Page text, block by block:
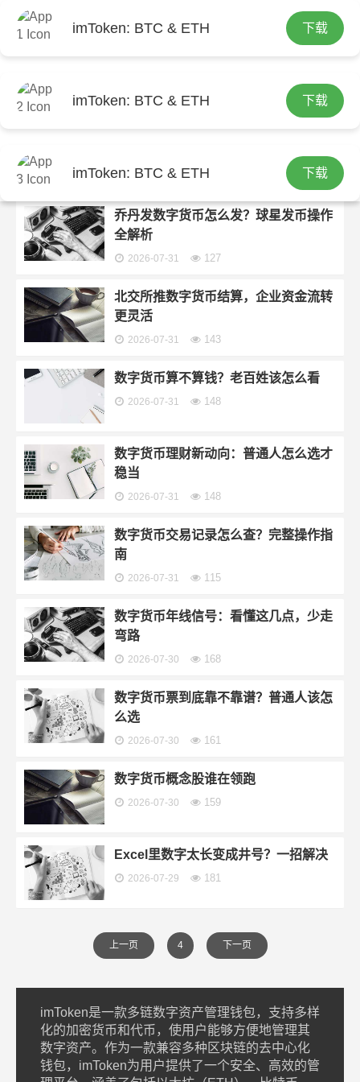
imToken: BTC & ETH 下载
imToken: BTC & ETH 下载
imToken: BTC & ETH 下载
首页
乔丹发数字货币怎么发？球星发币操作
全解析
2026-07-31 127
北交所推数字货币结算，企业资金流转
更灵活
2026-07-31 143
数字货币算不算钱？老百姓该怎么看
2026-07-31 148
数字货币理财新动向：普通人怎么选才
稳当
2026-07-31 148
数字货币交易记录怎么查？完整操作指
南
2026-07-31 115
数字货币年线信号：看懂这几点，少走
弯路
2026-07-30 168
数字货币票到底靠不靠谱？普通人该怎
么选
2026-07-30 161
数字货币概念股谁在领跑
2026-07-30 159
Excel里数字太长变成井号？一招解决
2026-07-29 181
上一页 4 下一页
imToken是一款多链数字资产管理钱包，支持多样
化的加密货币和代币，使用户能够方便地管理其
数字资产。作为一款兼容多种区块链的去中心化
钱包，imToken为用户提供了一个安全、高效的管